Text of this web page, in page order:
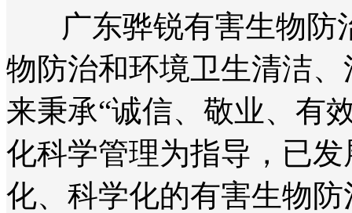
广东骅锐有害生物防
物防治和环境卫生清洁
来秉承“诚信、敬业、有
化科学管理为指导，已
化、科学化的有害生物